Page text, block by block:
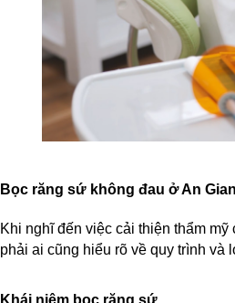
Bọc răng sứ không đau ở An
Khi nghĩ đến việc cải thiện thẩm
phải ai cũng hiểu rõ về quy trình và
Khái niệm bọc răng sứ